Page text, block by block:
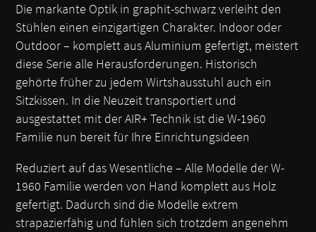
Die markante Optik in graphit-schwarz verleiht den
Stühlen einen einzigartigen Charakter. Indoor oder
Outdoor – komplett aus Aluminium gefertigt, meistert
diese Serie alle Herausforderungen. Historisch
gehörte früher zu jedem Wirtshausstuhl auch ein
Sitzkissen. In die Neuzeit transportiert und
ausgestattet mit der AIR+ Technik ist die W-1960
Familie nun bereit für Ihre Einrichtungsideen
Reduziert auf das Wesentliche – Alle Modelle der W-
1960 Familie werden von Hand komplett aus Holz
gefertigt. Dadurch sind die Modelle extrem
strapazierfähig und fühlen sich trotzdem angenehm